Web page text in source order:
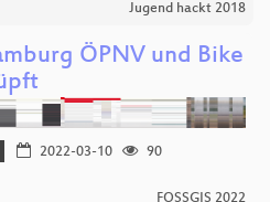
Jugend hackt 2018
ÖPNV und Bike
2022-03-10
90
FOSSGIS 2022